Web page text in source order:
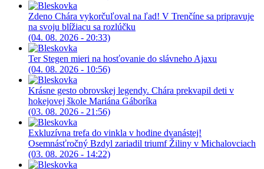
Zdeno Chára vykorčuľoval na ľad! V Trenčíne sa pripravuje
na svoju blížiacu sa rozlúčku
(04. 08. 2026 - 20:33)
Ter Stegen mieri na hosťovanie do slávneho Ajaxu
(04. 08. 2026 - 10:56)
Krásne gesto obrovskej legendy. Chára prekvapil deti v
hokejovej škole Mariána Gáboríka
(03. 08. 2026 - 21:56)
Exkluzívna trefa do vinkla v hodine dvanástej!
Osemnásťročný Bzdyl zariadil triumf Žiliny v Michalovciach
(03. 08. 2026 - 14:22)